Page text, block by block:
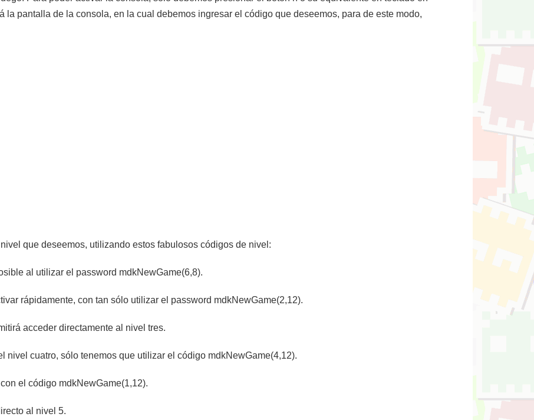
la pantalla de la consola, en la cual debemos ingresar el código que deseemos, para de este modo,
que deseemos, utilizando estos fabulosos códigos de nivel:
al utilizar el password mdkNewGame(6,8).
rápidamente, con tan sólo utilizar el password mdkNewGame(2,12).
acceder directamente al nivel tres.
nivel cuatro, sólo tenemos que utilizar el código mdkNewGame(4,12).
el código mdkNewGame(1,12).
al nivel 5.